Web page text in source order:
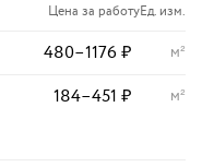
Цена за работуЕд. изм.
480–1176₽ м²
184–451 ₽ м²